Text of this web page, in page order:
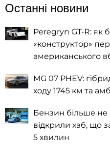
Останні новини
Peregryn GT-R: як
«конструктор»
американського
MG 07 PHEV:
ходу 1745 км та
Бензин більше не
відкрили хаб, що
5 хвилин